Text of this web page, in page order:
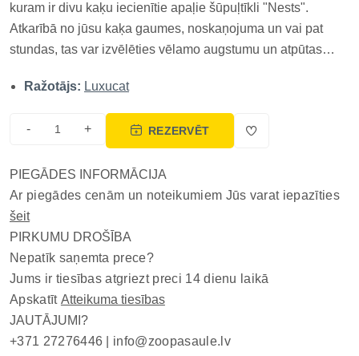
kuram ir divu kaķu iecienītie apaļie šūpuļtīkli "Nests".
Atkarībā no jūsu kaķa gaumes, noskaņojuma un vai pat
stundas, tas var izvēlēties vēlamo augstumu un atpūtas
kas ļaus jūsu kaķa manikīram kļūt ērtam un vieglam. Koka
detaļas var dezinfic...
Ražotājs: Luxucat
- + REZERVĒT
PIEGĀDES INFORMĀCIJA
Ar piegādes cenām un noteikumiem Jūs varat iepazīties
šeit
PIRKUMU DROŠĪBA
Nepatīk saņemta prece?
Jums ir tiesības atgriezt preci 14 dienu laikā
Apskatīt Atteikuma tiesības
JAUTĀJUMI?
+371 27276446 | info@zoopasaule.lv